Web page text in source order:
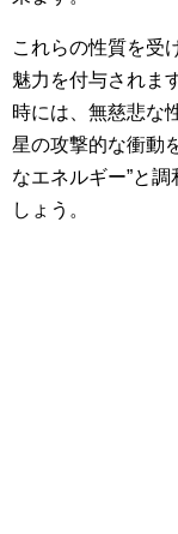
これらの性質を受
魅力を付与されま
時には、無慈悲な
星の攻撃的な衝動
なエネルギー”と
しょう。